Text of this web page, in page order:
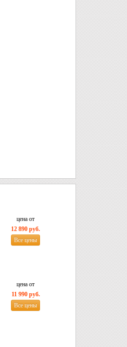
цена от
12 890 руб.
Все цены
цена от
11 990 руб.
Все цены